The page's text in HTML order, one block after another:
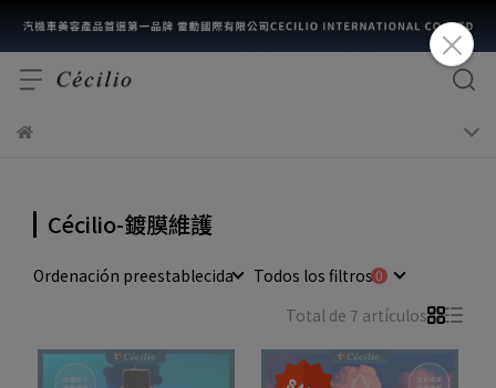
Cécilio-鍍膜維護
Ordenación preestablecida
Todos los filtros
Total de 7 artículos